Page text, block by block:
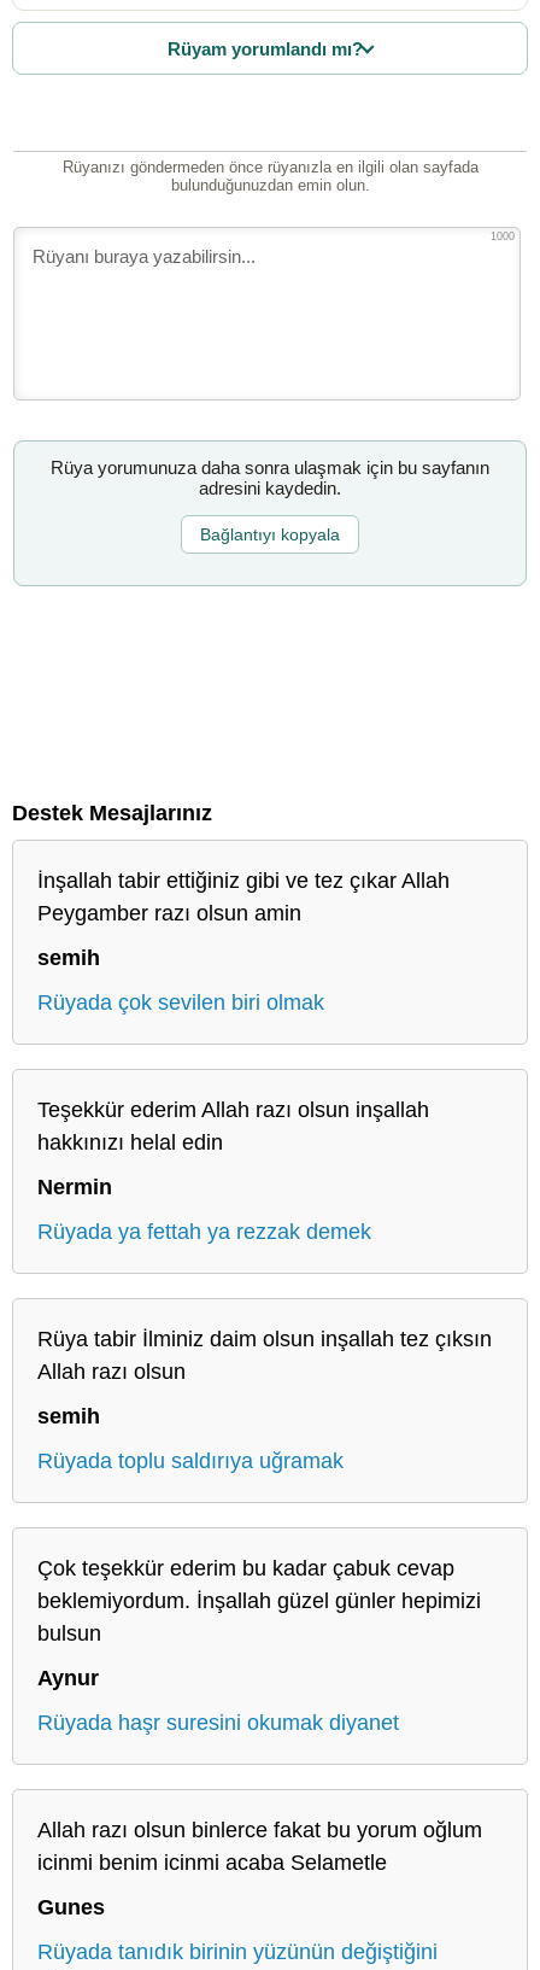
Rüyam yorumlandı mı?
Rüyanızı göndermeden önce rüyanızla en ilgili olan sayfada
bulunduğunuzdan emin olun.
1000
Rüya yorumunuza daha sonra ulaşmak için bu sayfanın
adresini kaydedin.
Bağlantıyı kopyala
Destek Mesajlarınız
İnşallah tabir ettiğiniz gibi ve tez çıkar Allah
Peygamber razı olsun amin
semih
Rüyada çok sevilen biri olmak
Teşekkür ederim Allah razı olsun inşallah
hakkınızı helal edin
Nermin
Rüyada ya fettah ya rezzak demek
Rüya tabir İlminiz daim olsun inşallah tez çıksın
Allah razı olsun
semih
Rüyada toplu saldırıya uğramak
Çok teşekkür ederim bu kadar çabuk cevap
beklemiyordum. İnşallah güzel günler hepimizi
bulsun
Aynur
Rüyada haşr suresini okumak diyanet
Allah razı olsun binlerce fakat bu yorum oğlum
icinmi benim icinmi acaba Selametle
Gunes
Rüyada tanıdık birinin yüzünün değiştiğini